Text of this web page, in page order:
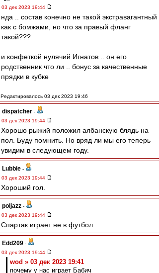
03 дек 2023 19:44
нда .. состав конечно не такой экстравагантный
как с бомжами, но что за правый фланг
такой???
и конфеткой нулячий Игнатов .. он его
родственник что ли .. бонус за качественные
прядки в кубке
Редактировалось 03 дек 2023 19:46
dispatcher -
03 дек 2023 19:44
Хорошо рыжий положил албанскую блядь на
пол. Буду помнить. Но вряд ли мы его теперь
увидим в следующем году.
Lubbie -
03 дек 2023 19:44
Хороший гол.
poljazz -
03 дек 2023 19:44
Спартак играет не в футбол.
Edd209 -
03 дек 2023 19:44
wod » 03 дек 2023 19:41
почему у нас играет Бабич